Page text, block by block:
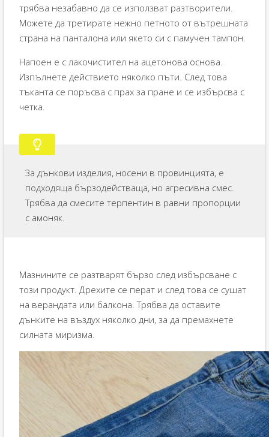
трябва незабавно да се използват разтворители.
Можете да третирате нежно петното от вътрешната
страна на панталона или якето си с памучен тампон.
Напоен е с лакочистител на ацетонова основа.
Изпълнете действието няколко пъти. След това
тъканта се поръсва с прах за пране и се избърсва с
четка.
За дънкови изделия, носени в провинцията, е
подходяща бързодействаща, но агресивна смес.
Трябва да смесите терпентин в равни пропорции
с амоняк.
Мазнините се разтварят бързо след избърсване с
този продукт. Дрехите се перат и след това се сушат
на верандата или балкона. Трябва да оставите
дънките на въздух няколко дни, за да премахнете
силната миризма.